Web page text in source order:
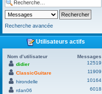
Recherche avancée
Utilisateurs actifs
Nom d’utilisateur
Messages
didier
12519
ClassicGuitare
11909
hirondelle
10164
rdan06
6018